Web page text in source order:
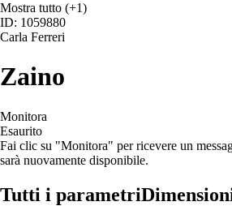
Mostra tutto (+1)
ID: 1059880
Carla Ferreri
Zaino
Monitora
Esaurito
Fai clic su "Monitora" per ricevere un
sarà nuovamente disponibile.
Tutti i parametri